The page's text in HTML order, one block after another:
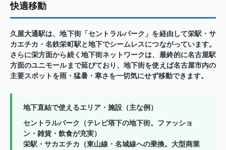
快適移動
久屋大通駅は、地下街「セントラルパーク」を経由して栄駅・サ
カエチカ・名鉄栄町駅と地下でシームレスにつながっています。
さらに栄方面から続く地下街ネットワークは、最終的に名古屋駅
方面のユニモールまで延びており、地下街を使えば名古屋市内の
主要スポットを雨・猛暑・寒さを一切気にせず移動できます。
地下直結で使えるエリア・施設（主な例）
セントラルパーク
（テレビ塔下の地下街。ファッショ
ン・雑貨・飲食が充実）
栄駅・サカエチカ （東山線・名城線への乗換。大型商業